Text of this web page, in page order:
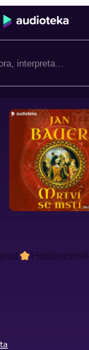
Hodnocení4